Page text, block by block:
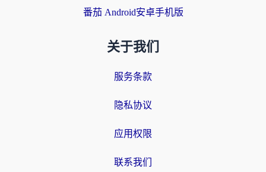
番茄 Android安卓手机版
关于我们
服务条款
隐私协议
应用权限
联系我们